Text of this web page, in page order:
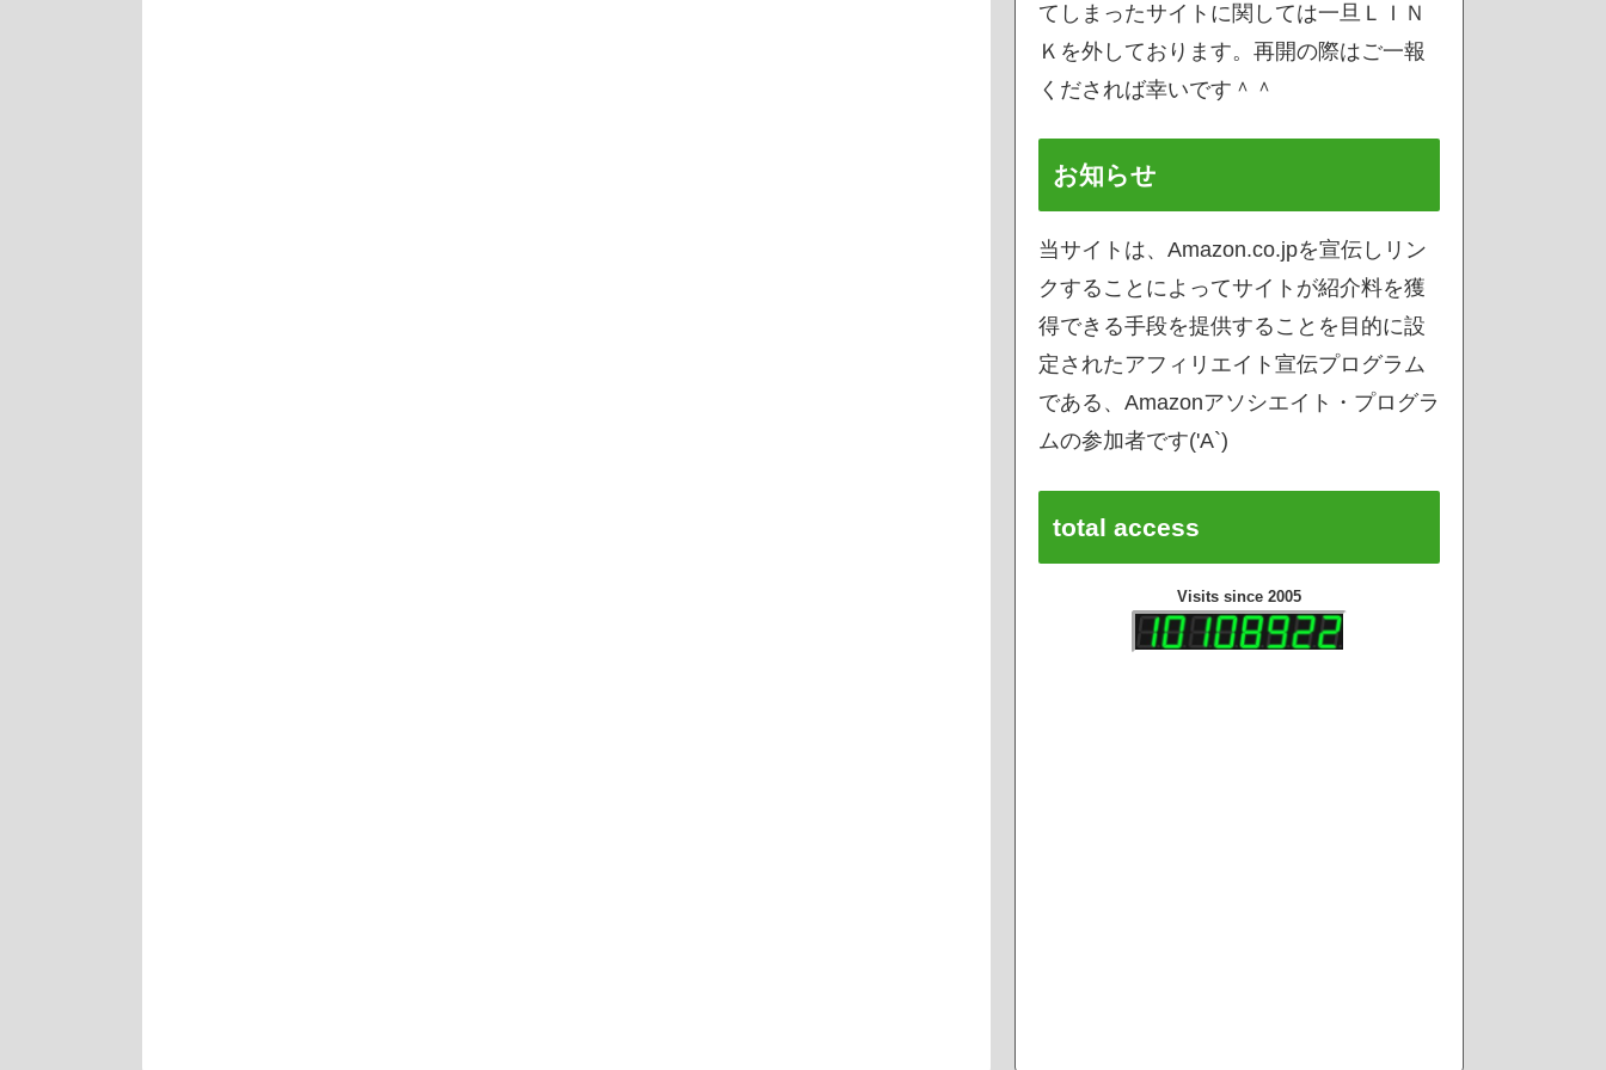
てしまったサイトに関しては一旦ＬＩＮ
Ｋを外しております。再開の際はご一報
くだされば幸いです＾＾
お知らせ
当サイトは、Amazon.co.jpを宣伝しリン
クすることによってサイトが紹介料を獲
得できる手段を提供することを目的に設
定されたアフィリエイト宣伝プログラム
である、Amazonアソシエイト・プログラ
ムの参加者です('A`)
total access
Visits since 2005